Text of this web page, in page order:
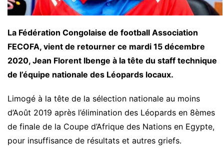
La Fédération Congolaise de football Association
FECOFA, vient de retourner ce mardi 15 décembre
2020, Jean Florent Ibenge à la tête du staff technique
de l’équipe nationale des Léopards locaux.
Limogé à la tête de la sélection nationale au moins
d’Août 2019 après l’élimination des Léopards en 8èmes
de finale de la Coupe d’Afrique des Nations en Egypte,
pour insuffisance de résultats et autres griefs.